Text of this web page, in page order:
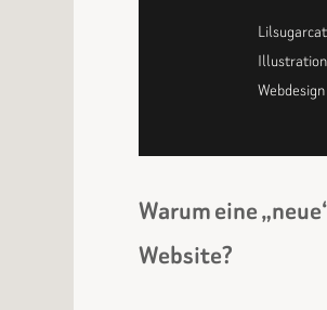
Lilsugarcat
Webdesign
Warum eine
Website?